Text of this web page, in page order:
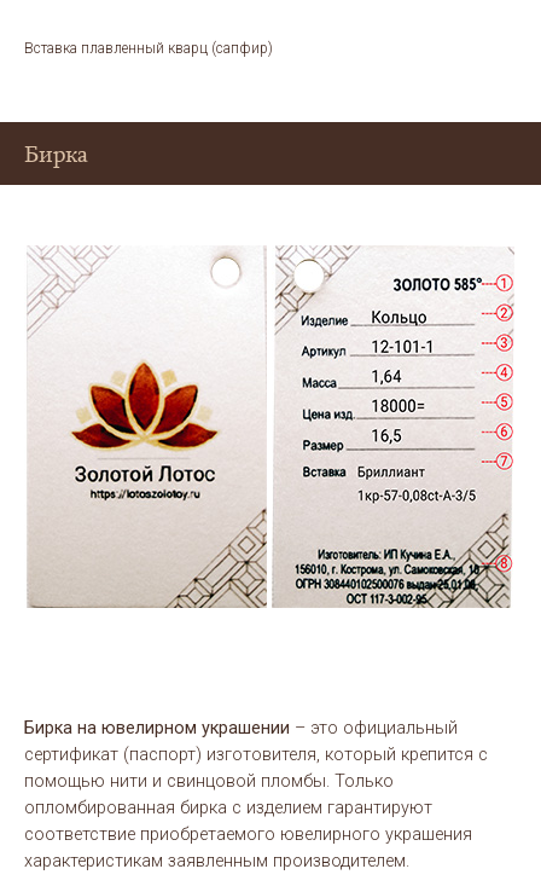
Вставка плавленный кварц (сапфир)
Бирка
Бирка на ювелирном украшении – это официальный
сертификат (паспорт) изготовителя, который крепится с
помощью нити и свинцовой пломбы. Только
опломбированная бирка с изделием гарантируют
соответствие приобретаемого ювелирного украшения
характеристикам заявленным производителем.